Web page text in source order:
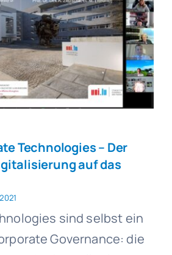
Technologies – Der
auf das
sind selbst ein
Governance: die